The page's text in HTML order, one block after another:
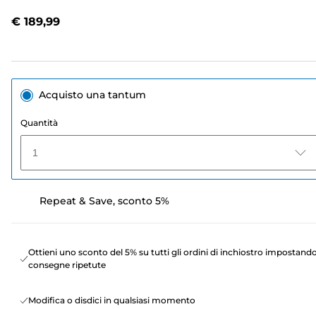
€ 189,99
Acquisto una tantum
Quantità
1
Repeat & Save, sconto 5%
Ottieni uno sconto del 5% su tutti gli ordini di inchiostro
consegne ripetute
Modifica o disdici in qualsiasi momento